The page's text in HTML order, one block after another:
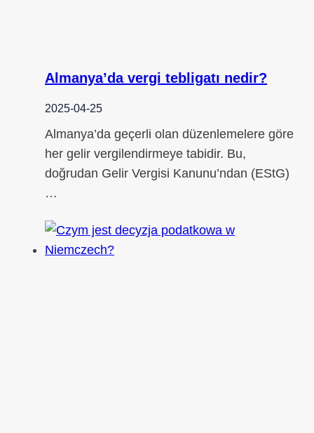
Almanya’da vergi tebligatı nedir?
2025-04-25
Almanya’da geçerli olan düzenlemelere göre
her gelir vergilendirmeye tabidir. Bu,
doğrudan Gelir Vergisi Kanunu’ndan (EStG)
…